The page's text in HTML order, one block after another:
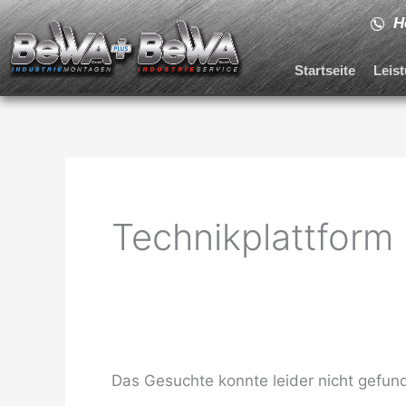
Zum
Inhalt
springen
Startseite
Technikplattform
Das Gesuchte konnte leider nicht